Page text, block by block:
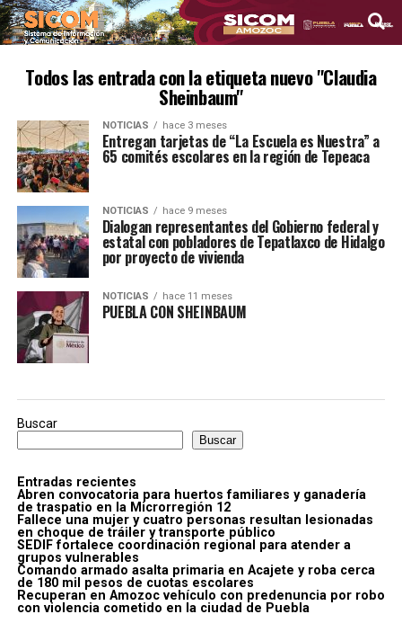
Todos las entrada con la etiqueta nuevo "Claudia
Sheinbaum"
NOTICIAS hace 3 meses
Entregan tarjetas de “La Escuela es Nuestra” a
65 comités escolares en la región de Tepeaca
NOTICIAS hace 9 meses
Dialogan representantes del Gobierno federal y
estatal con pobladores de Tepatlaxco de Hidalgo
por proyecto de vivienda
NOTICIAS hace 11 meses
PUEBLA CON SHEINBAUM
Buscar
Buscar
Entradas recientes
Abren convocatoria para huertos familiares y ganadería
de traspatio en la Microrregión 12
Fallece una mujer y cuatro personas resultan lesionadas
en choque de tráiler y transporte público
SEDIF fortalece coordinación regional para atender a
grupos vulnerables
Comando armado asalta primaria en Acajete y roba cerca
de 180 mil pesos de cuotas escolares
Recuperan en Amozoc vehículo con predenuncia por robo
con violencia cometido en la ciudad de Puebla